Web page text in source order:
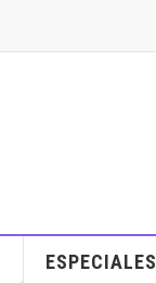
ESPECIALES